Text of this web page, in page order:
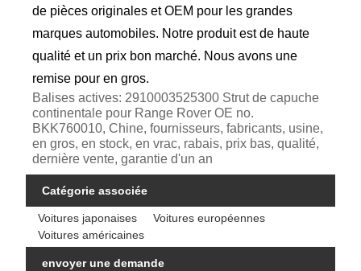
de pièces originales et OEM pour les grandes
marques automobiles. Notre produit est de haute
qualité et un prix bon marché. Nous avons une
remise pour en gros.
Balises actives: 2910003525300 Strut de capuche
continentale pour Range Rover OE no.
BKK760010, Chine, fournisseurs, fabricants, usine,
en gros, en stock, en vrac, rabais, prix bas, qualité,
dernière vente, garantie d'un an
Catégorie associée
Voitures japonaises
Voitures européennes
Voitures américaines
envoyer une demande